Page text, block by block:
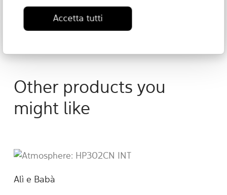
Accetta tutti
Other products you
might like
Alì e Babà